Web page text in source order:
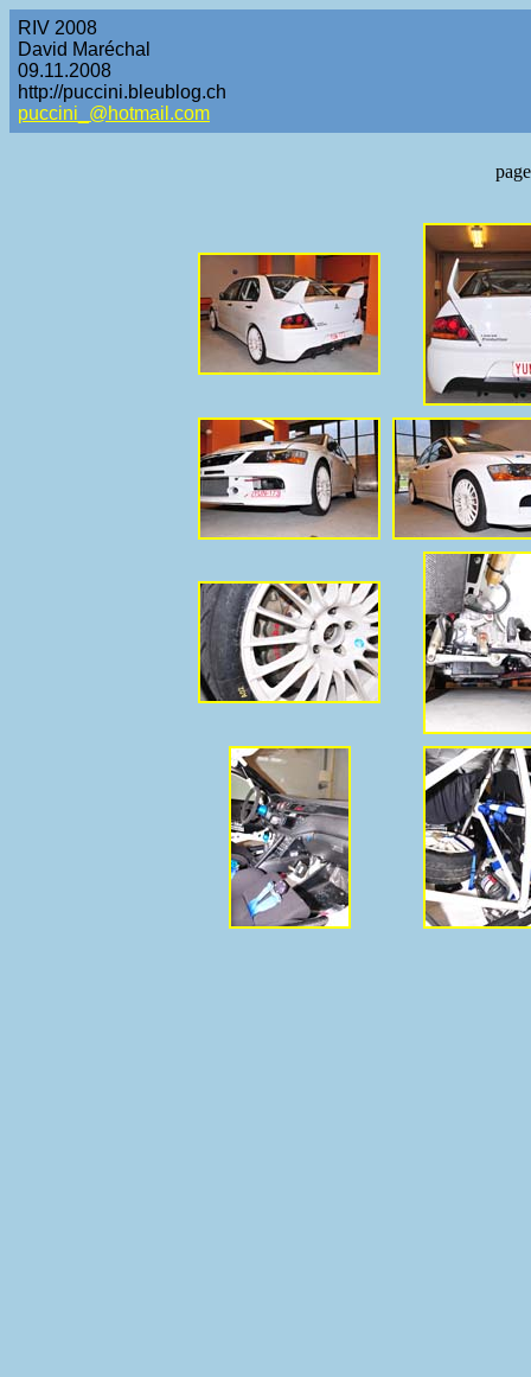
RIV 2008
David Maréchal
09.11.2008
http://puccini.bleublog.ch
puccini_@hotmail.com